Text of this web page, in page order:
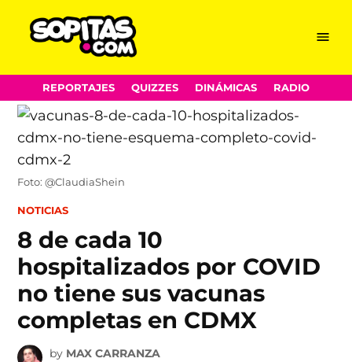
Skip
to
content
Menu
REPORTAJES QUIZZES DINÁMICAS RADIO
Foto: @ClaudiaShein
POSTED
NOTICIAS
8 de cada 10
hospitalizados por COVID
no tiene sus vacunas
completas en CDMX
by MAX CARRANZA